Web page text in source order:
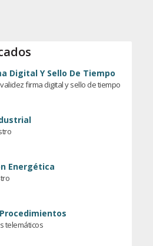
Digital Y Sello De Tiempo
firma digital y sello de tiempo
Energética
telemáticos